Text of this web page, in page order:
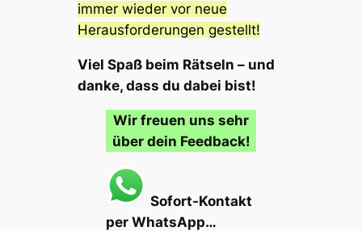
immer wieder vor neue
Herausforderungen gestellt!
Viel Spaß beim Rätseln – und
danke, dass du dabei bist!
Wir freuen uns sehr
über dein Feedback!
Sofort-Kontakt
per WhatsApp…